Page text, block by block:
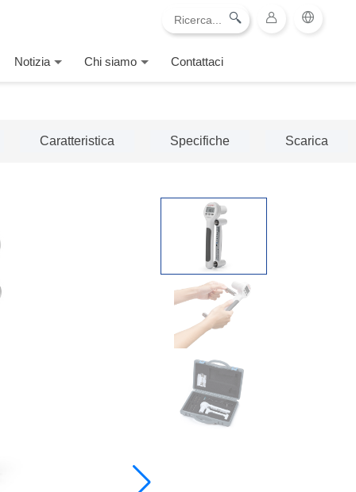
Notizia Chi siamo Contattaci
Caratteristica Specifiche Scarica